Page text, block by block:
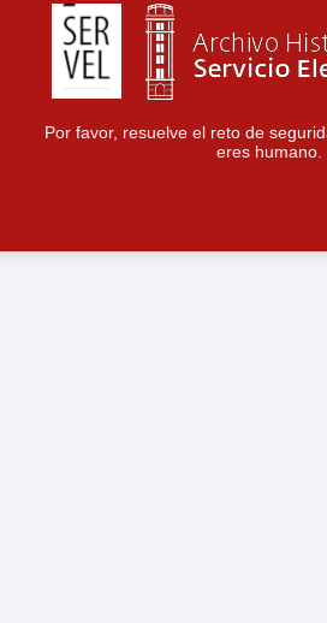
Por favor, resuelve el reto de
eres humano.